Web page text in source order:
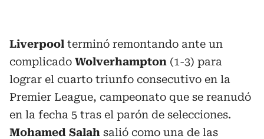
Liverpool terminó remontando ante un
complicado Wolverhampton (1-3) para
lograr el cuarto triunfo consecutivo en la
Premier League, campeonato que se reanudó
en la fecha 5 tras el parón de selecciones.
Mohamed Salah salió como una de las